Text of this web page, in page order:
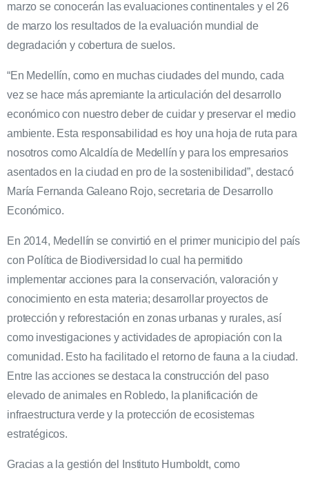
marzo se conocerán las evaluaciones continentales y el 26
de marzo los resultados de la evaluación mundial de
degradación y cobertura de suelos.
“En Medellín, como en muchas ciudades del mundo, cada
vez se hace más apremiante la articulación del desarrollo
económico con nuestro deber de cuidar y preservar el medio
ambiente. Esta responsabilidad es hoy una hoja de ruta para
nosotros como Alcaldía de Medellín y para los empresarios
asentados en la ciudad en pro de la sostenibilidad”, destacó
María Fernanda Galeano Rojo, secretaria de Desarrollo
Económico.
En 2014, Medellín se convirtió en el primer municipio del país
con Política de Biodiversidad lo cual ha permitido
implementar acciones para la conservación, valoración y
conocimiento en esta materia; desarrollar proyectos de
protección y reforestación en zonas urbanas y rurales, así
como investigaciones y actividades de apropiación con la
comunidad. Esto ha facilitado el retorno de fauna a la ciudad.
Entre las acciones se destaca la construcción del paso
elevado de animales en Robledo, la planificación de
infraestructura verde y la protección de ecosistemas
estratégicos.
Gracias a la gestión del Instituto Humboldt, como